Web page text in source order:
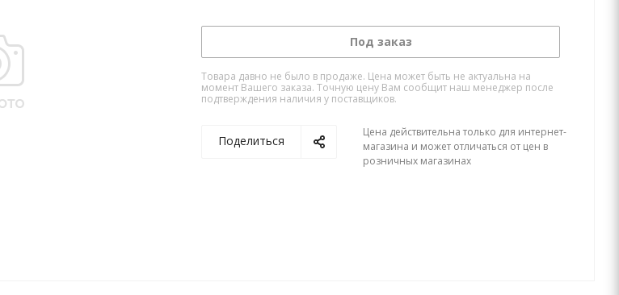
Под заказ
Товара давно не было в продаже. Цена может быть не актуальна на
момент Вашего заказа. Точную цену Вам сообщит наш менеджер после
подтверждения наличия у поставщиков.
Поделиться
Цена действительна только для интернет-
магазина и может отличаться от цен в
розничных магазинах